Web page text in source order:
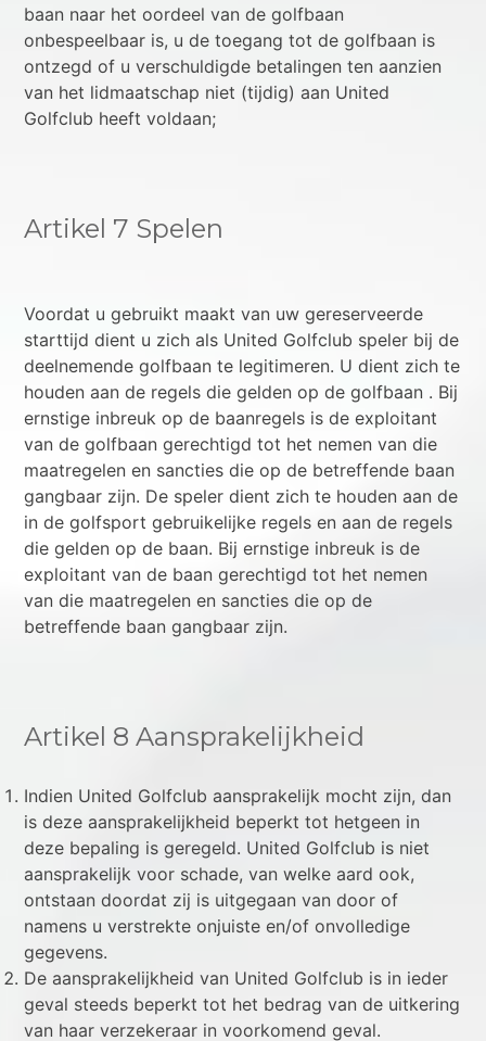
baan naar het oordeel van de golfbaan
onbespeelbaar is, u de toegang tot de golfbaan is
ontzegd of u verschuldigde betalingen ten aanzien
van het lidmaatschap niet (tijdig) aan United
Golfclub heeft voldaan;
Artikel 7 Spelen
Voordat u gebruikt maakt van uw gereserveerde
starttijd dient u zich als United Golfclub speler bij de
deelnemende golfbaan te legitimeren. U dient zich te
houden aan de regels die gelden op de golfbaan . Bij
ernstige inbreuk op de baanregels is de exploitant
van de golfbaan gerechtigd tot het nemen van die
maatregelen en sancties die op de betreffende baan
gangbaar zijn. De speler dient zich te houden aan de
in de golfsport gebruikelijke regels en aan de regels
die gelden op de baan. Bij ernstige inbreuk is de
exploitant van de baan gerechtigd tot het nemen
van die maatregelen en sancties die op de
betreffende baan gangbaar zijn.
Artikel 8 Aansprakelijkheid
Indien United Golfclub aansprakelijk mocht zijn, dan
is deze aansprakelijkheid beperkt tot hetgeen in
deze bepaling is geregeld. United Golfclub is niet
aansprakelijk voor schade, van welke aard ook,
ontstaan doordat zij is uitgegaan van door of
namens u verstrekte onjuiste en/of onvolledige
gegevens.
De aansprakelijkheid van United Golfclub is in ieder
geval steeds beperkt tot het bedrag van de uitkering
van haar verzekeraar in voorkomend geval.